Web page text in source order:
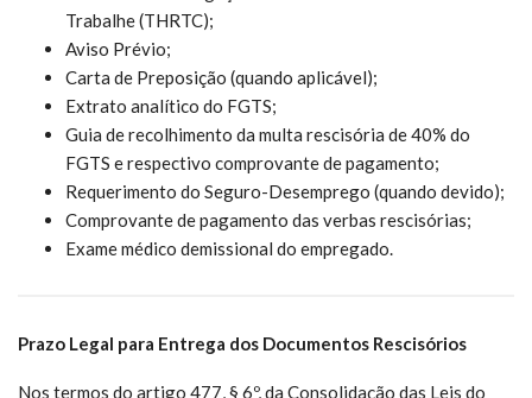
Trabalhe (THRTC);
Aviso Prévio;
Carta de Preposição (quando aplicável);
Extrato analítico do FGTS;
Guia de recolhimento da multa rescisória de 40% do
FGTS e respectivo comprovante de pagamento;
Requerimento do Seguro-Desemprego (quando devido);
Comprovante de pagamento das verbas rescisórias;
Exame médico demissional do empregado.
Prazo Legal para Entrega dos Documentos Rescisórios
Nos termos do artigo 477, § 6º, da Consolidação das Leis do